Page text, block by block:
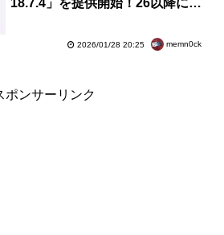
18.7.4」を提供開始！26以降に非
2026/01/28 20:25 memn0ck
ポンサーリンク